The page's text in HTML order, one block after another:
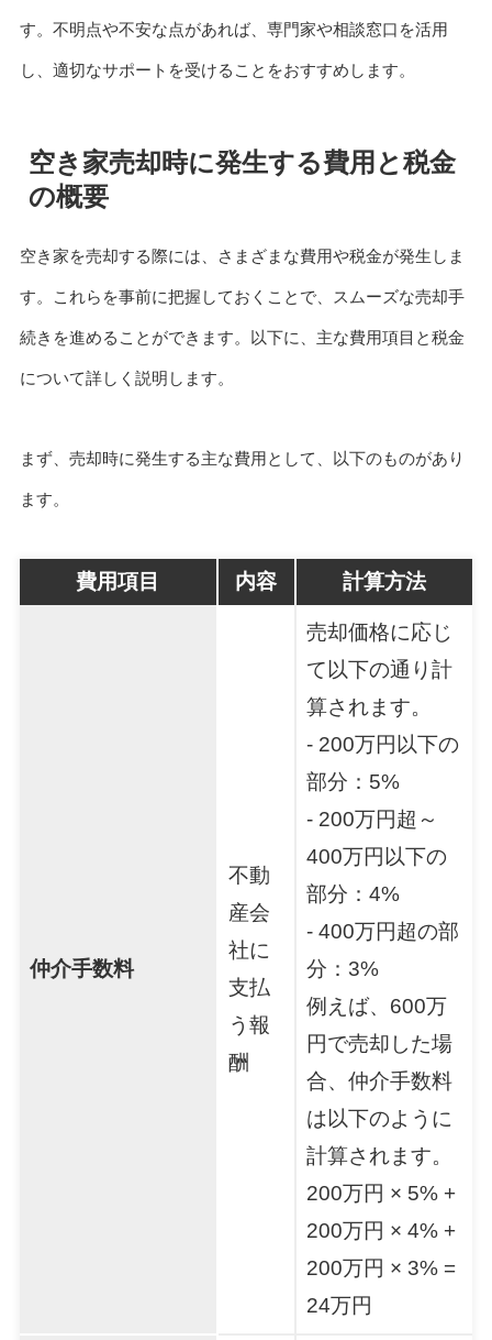
す。不明点や不安な点があれば、専門家や相談窓口を活用
し、適切なサポートを受けることをおすすめします。
空き家売却時に発生する費用と税金
の概要
空き家を売却する際には、さまざまな費用や税金が発生しま
す。これらを事前に把握しておくことで、スムーズな売却手
続きを進めることができます。以下に、主な費用項目と税金
について詳しく説明します。
まず、売却時に発生する主な費用として、以下のものがあり
ます。
費用項目 内容 計算方法
仲介手数料
不動
産会
社に
支払
う報
酬
売却価格に応じ
て以下の通り計
算されます。
- 200万円以下の
部分：5%
- 200万円超～
400万円以下の
部分：4%
- 400万円超の部
分：3%
例えば、600万
円で売却した場
合、仲介手数料
は以下のように
計算されます。
200万円 × 5% +
200万円 × 4% +
200万円 × 3% =
24万円